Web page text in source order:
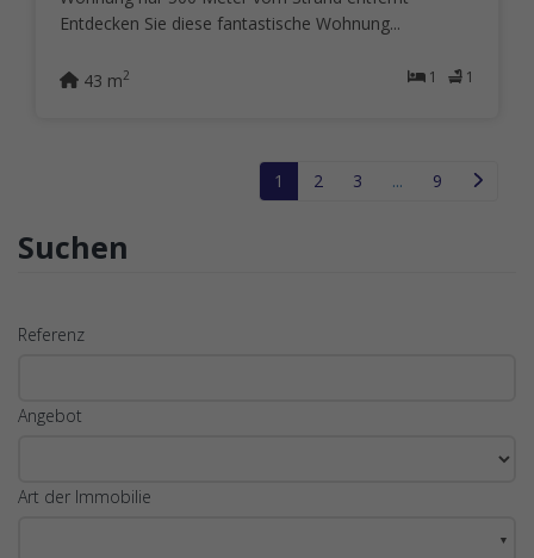
Entdecken Sie diese fantastische Wohnung...
1 1
43 m2
1 2 3 ... 9
Suchen
Referenz
Angebot
Art der Immobilie
▼